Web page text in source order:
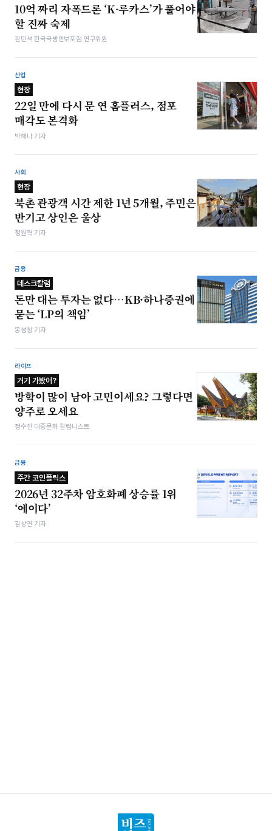
10억 짜리 자폭드론 ‘K-루카스’가 풀어야
할 진짜 숙제
김민석 한국국방안보포럼 연구위원
산업
현장
22일 만에 다시 문 연 홈플러스, 점포
매각도 본격화
박해나 기자
사회
현장
북촌 관광객 시간 제한 1년 5개월, 주민은
반기고 상인은 울상
정원혁 기자
금융
데스크칼럼
돈만 대는 투자는 없다…KB·하나증권에
묻는 ‘LP의 책임’
봉성창 기자
라이프
거기 가봤어?
방학이 많이 남아 고민이세요? 그렇다면
양주로 오세요
정수진 대중문화 칼럼니스트
금융
주간 코인플릭스
2026년 32주차 암호화폐 상승률 1위
‘에이다’
김상연 기자